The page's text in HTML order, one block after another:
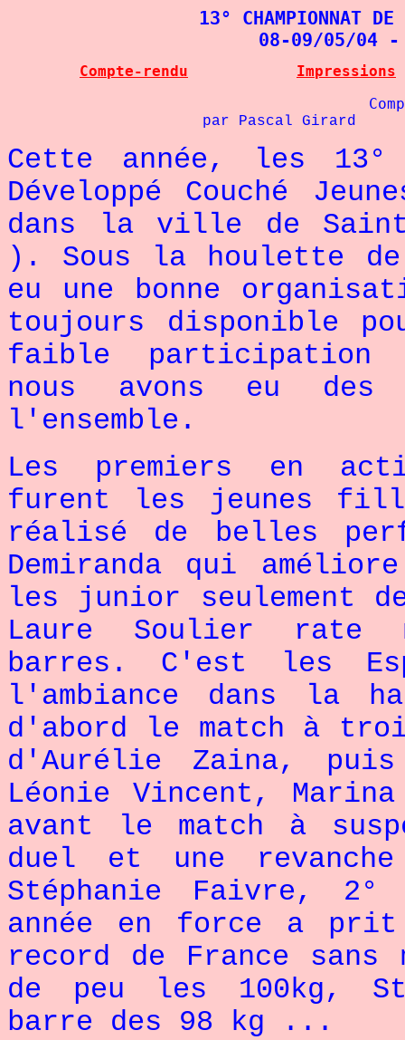
13° CHAMPIONNAT DE
08-09/05/04
Compte-rendu
Impressions
par Pascal Girard
Cette année, les 13°
Développé Couché
dans la ville de
). Sous la houlette de
eu une bonne
toujours disponible
faible participation
nous avons eu des
l'ensemble.
Les premiers en
furent les jeunes
réalisé de belles
Demiranda qui
les junior seulement
Laure Soulier rate
barres. C'est les
l'ambiance dans la
d'abord le match à
d'Aurélie Zaina,
Léonie Vincent,
avant le match à
duel et une
Stéphanie Faivre,
année en force a
record de France
de peu les 100kg,
barre des 98 kg ...